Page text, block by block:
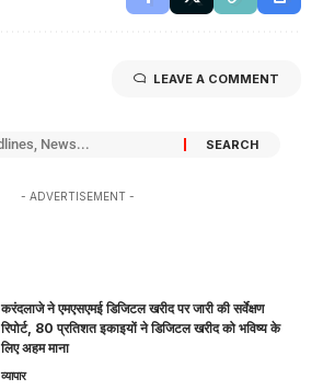
LEAVE A COMMENT
- ADVERTISEMENT -
करंदलाजे ने एमएसएमई डिजिटल खरीद पर जारी की सर्वेक्षण
रिपोर्ट, 80 प्रतिशत इकाइयों ने डिजिटल खरीद को भविष्य के
लिए अहम माना
व्यापार